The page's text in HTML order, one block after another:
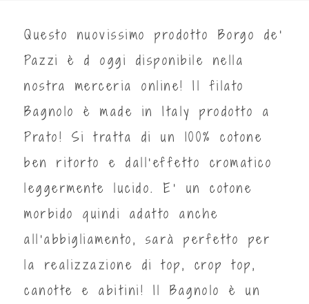
Questo nuovissimo prodotto Borgo de'
Pazzi è d oggi disponibile nella
nostra merceria online! Il filato
Bagnolo è made in Italy prodotto a
Prato! Si tratta di un 100% cotone
ben ritorto e dall'effetto cromatico
leggermente lucido. E' un cotone
morbido quindi adatto anche
all'abbigliamento, sarà perfetto per
la realizzazione di top, crop top,
canotte e abitini! Il Bagnolo è un